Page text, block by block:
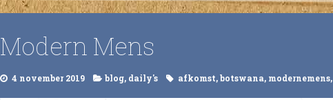
Modern Mens
4 november 2019 blog, daily's afkomst,botswana, modernemens,